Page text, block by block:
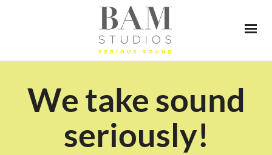
We take sound
seriously!